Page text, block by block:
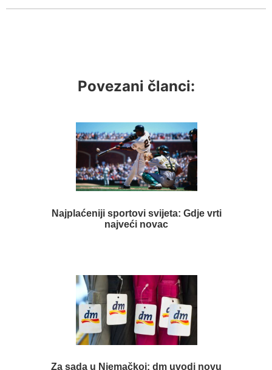
Povezani članci:
Najplaćeniji sportovi svijeta: Gdje vrti
najveći novac
Za sada u Njemačkoj: dm uvodi novu